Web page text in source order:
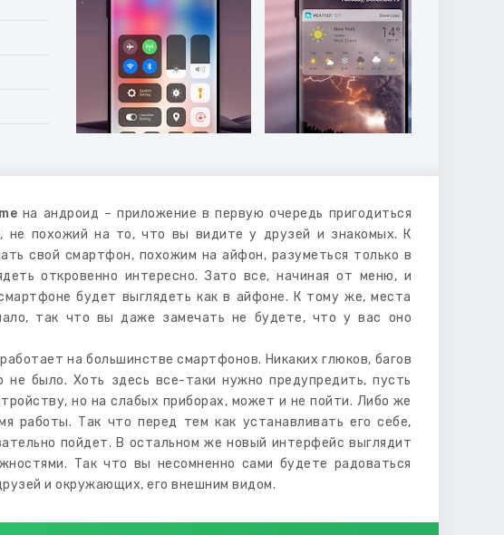
на андроид – приложение в первую очередь пригодиться
не похожий на то, что вы видите у друзей и знакомых. К
свой смартфон, похожим на айфон, разуметься только в
откровенно интересно. Зато все, начиная от меню, и
будет выглядеть как в айфоне. К тому же, места
так что вы даже замечать не будете, что у вас оно
на большинстве смартфонов. Никаких глюков, багов
было. Хоть здесь все-таки нужно предупредить, пусть
но на слабых приборах, может и не пойти. Либо же
работы. Так что перед тем как устанавливать его себе,
пойдет. В остальном же новый интерфейс выглядит
Так что вы несомненно сами будете радоваться
и окружающих, его внешним видом.